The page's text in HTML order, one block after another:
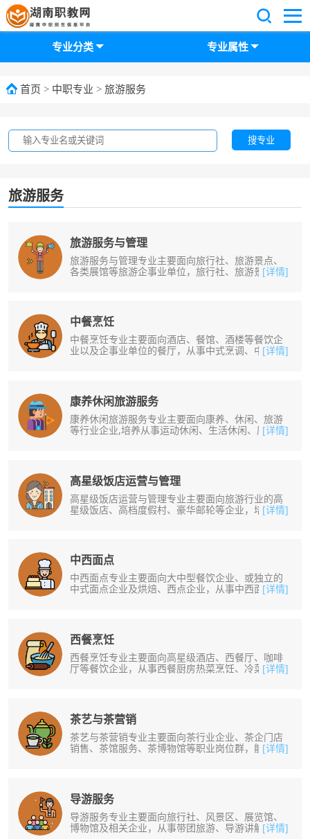
首页 > 中职专业 > 旅游服务
专业分类 专业属性
搜专业
旅游服务
旅游服务与管理
旅游服务与管理专业主要面向旅行社、旅游景点、
各类展馆等旅游企事业单位，旅行社、旅游景点、
[详情]
中餐烹饪
中餐烹饪专业主要面向酒店、餐馆、酒楼等餐饮企
业以及企事业单位的餐厅，从事中式烹调、中式面
[详情]
康养休闲旅游服务
康养休闲旅游服务专业主要面向康养、休闲、旅游
等行业企业,培养从事运动休闲、生活休闲、康乐服
[详情]
高星级饭店运营与管理
高星级饭店运营与管理专业主要面向旅游行业的高
星级饭店、高档度假村、豪华邮轮等企业，培养从
[详情]
中西面点
中西面点专业主要面向大中型餐饮企业、或独立的
中式面点企业及烘焙、西点企业，从事中西面点生
[详情]
西餐烹饪
西餐烹饪专业主要面向高星级酒店、西餐厅、咖啡
厅等餐饮企业，从事西餐厨房热菜烹饪、冷菜制[详情]
茶艺与茶营销
茶艺与茶营销专业主要面向茶行业企业、茶企门店
销售、茶馆服务、茶博物馆等职业岗位群，能从事
[详情]
导游服务
导游服务专业主要面向旅行社、风景区、展览馆、
博物馆及相关企业，从事带团旅游、导游讲解、旅
[详情]